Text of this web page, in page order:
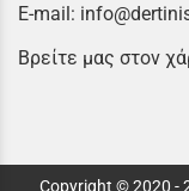
E-mail:
Βρείτε μας στον
Copyright © 2020 -